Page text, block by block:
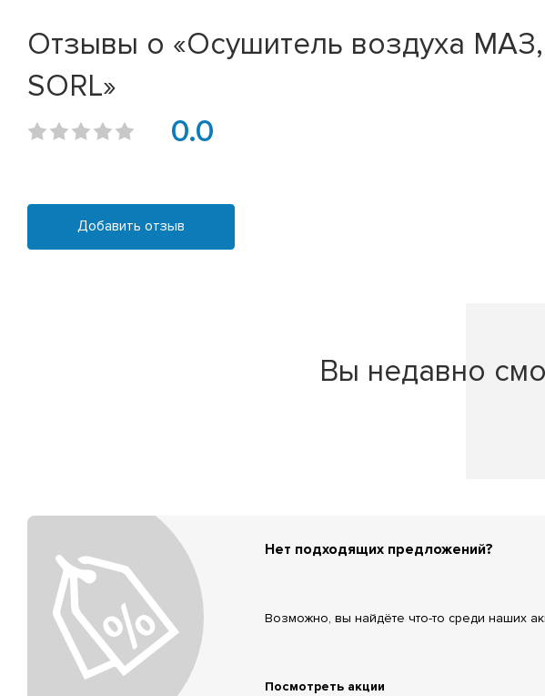
Отзывы о «Осушитель воздуха
SORL»
0.0
Добавить отзыв
Вы недавно
Нет подходящих предложений?
Возможно, вы найдёте что-то среди наших
Посмотреть акции